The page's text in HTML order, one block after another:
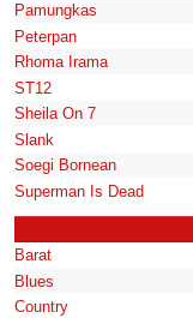
Pamungkas
Peterpan
Rhoma Irama
ST12
Sheila On 7
Slank
Soegi Bornean
Superman Is Dead
Barat
Blues
Country